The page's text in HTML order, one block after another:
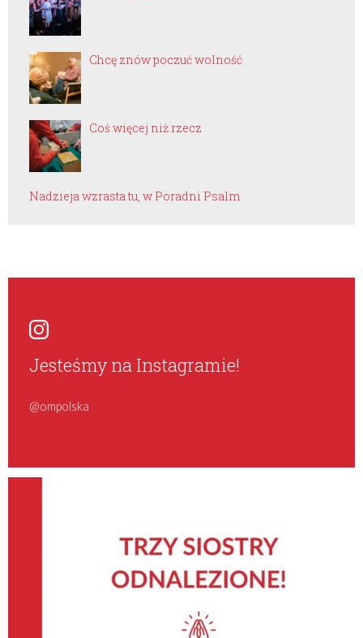
Chcę znów poczuć wolność
Coś więcej niż rzecz
Nadzieja wzrasta tu, w Poradni Psalm
Jesteśmy na Instagramie!
@ompolska